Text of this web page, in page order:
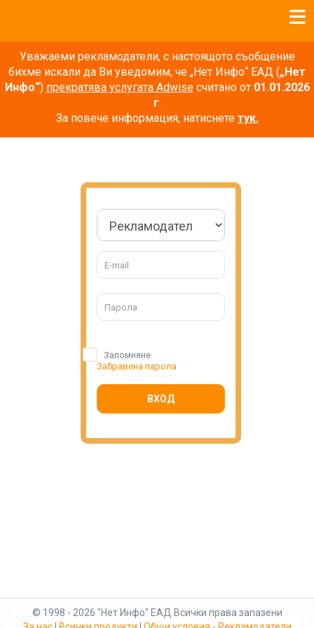
Уважаеми рекламодатели, с настоящото съобщение
бихме искали да Ви уведомим, че „Нет Инфо“ ЕАД („Нет
Инфо“) прекратява услугата Adwiseсчитано от 01.01.2026
г.
За повече информация, натиснете тук.
Запомняне
Забравена парола
ВХОД
© 1998 - 2026 "Нет Инфо" ЕАД Всички права запазени